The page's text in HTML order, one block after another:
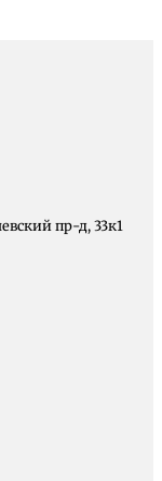
пр-д, 33к1